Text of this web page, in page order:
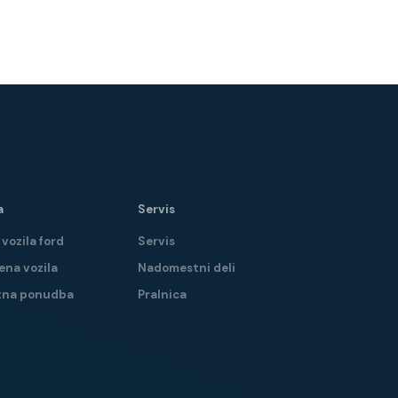
vozila ford
vozila
ponudba
Servis
Servis
Nadomestni deli
Pralnica